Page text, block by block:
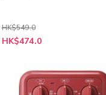
HK$549.0
特
殊
HK$474.0